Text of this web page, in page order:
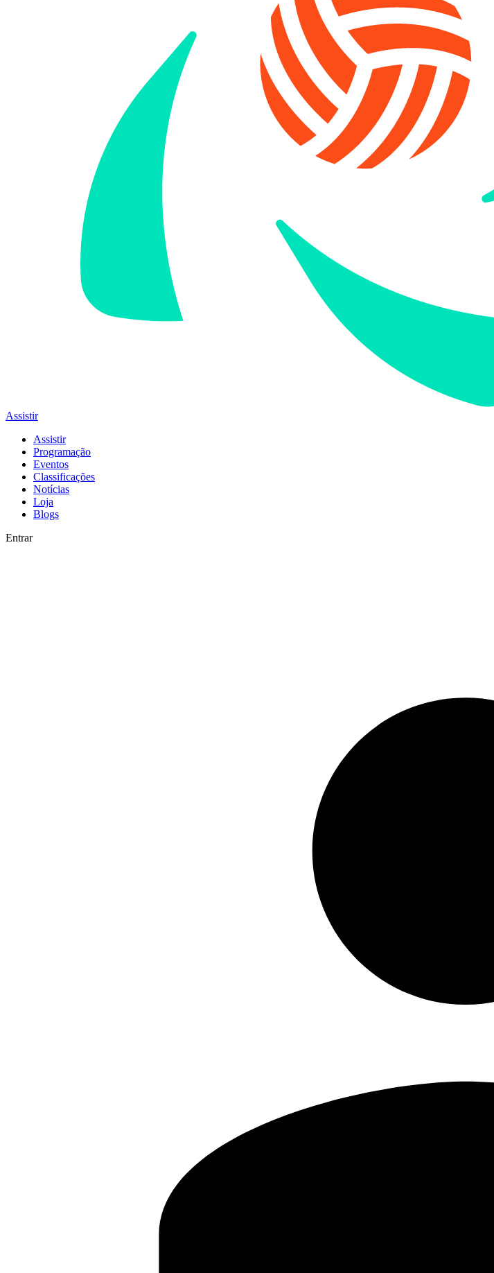
Assistir
Assistir
Programação
Eventos
Classificações
Notícias
Loja
Blogs
Entrar